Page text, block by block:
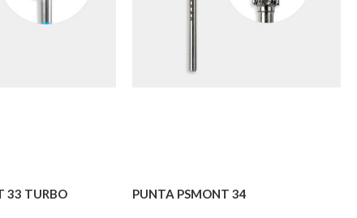
33 TURBO PUNTA PSMONT 34